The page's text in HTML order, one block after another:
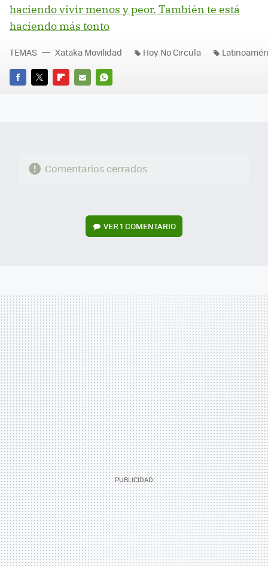
haciendo vivir menos y peor. También te está
haciendo más tonto
FACEBOOK
TWITTERFLIPBOARD
E-
WHATSAPP
TEMAS Xataka Movilidad Hoy No Circula
Comentarios cerrados
VER1 COMENTARIO